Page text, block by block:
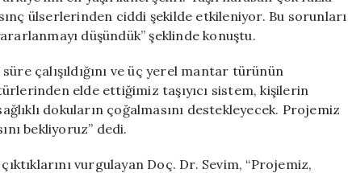
ülserlerinden ciddi şekilde etkileniyor. Bu sorunları
düşündük” şeklinde konuştu.
çalışıldığını ve üç yerel mantar türünün
elde ettiğimiz taşıyıcı sistem, kişilerin
dokuların çoğalmasını destekleyecek. Projemiz
bekliyoruz” dedi.
vurgulayan Doç. Dr. Sevim, “Projemiz,